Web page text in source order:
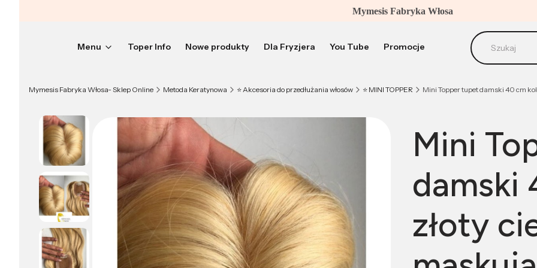
Mymesis Fabryka Włosa
Menu Toper Info Nowe produkty Dla Fryzjera You Tube Promocje ABC Info Pielęgnacja
Mymesis Fabryka Włosa- Sklep Online Metoda Keratynowa ⭐️ Akcesoria do przedłużania włosów ⭐️ MINI TOPPER Mini Topper tupet damski 40 cm
Mini
damski
złoty